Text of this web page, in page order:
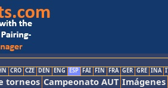
CRO CZE DEN ENG ESP FAI FIN FRA GER GRE INA
torneos Campeonato AUT Imágenes